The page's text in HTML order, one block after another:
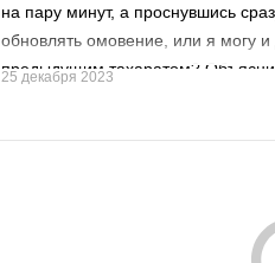
на пару минут, а проснувшись
обновлять омовение, или я могу
предыдущим тахаратом?
25 декабря 2023